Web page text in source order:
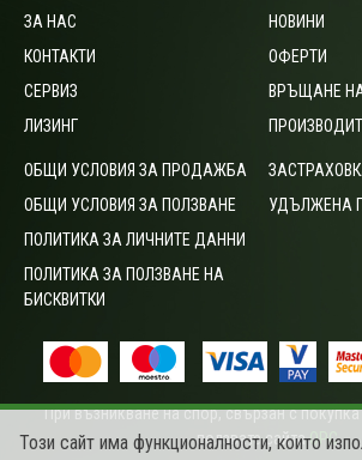
ЗА НАС
КОНТАКТИ
СЕРВИЗ
ЛИЗИНГ
НОВИНИ
ОФЕРТИ
ВРЪЩАНЕ
ОБЩИ УСЛОВИЯ ЗА ПРОДАЖБА
ОБЩИ УСЛОВИЯ ЗА ПОЛЗВАНЕ
ПОЛИТИКА ЗА ЛИЧНИТЕ ДАННИ
ПОЛИТИКА ЗА ПОЛЗВАНЕ НА
БИСКВИТКИ
УДЪЛЖЕНА
При възникване на спор, свързан с
ползвате сайтаОРС.
Този сайт има функционалности, които